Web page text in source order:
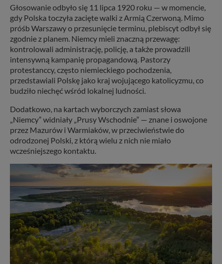
Głosowanie odbyło się 11 lipca 1920 roku — w momencie,
gdy Polska toczyła zacięte walki z Armią Czerwoną. Mimo
próśb Warszawy o przesunięcie terminu, plebiscyt odbył się
zgodnie z planem. Niemcy mieli znaczną przewagę:
kontrolowali administrację, policję, a także prowadzili
intensywną kampanię propagandową. Pastorzy
protestanccy, często niemieckiego pochodzenia,
przedstawiali Polskę jako kraj wojującego katolicyzmu, co
budziło niechęć wśród lokalnej ludności.
Dodatkowo, na kartach wyborczych zamiast słowa
„Niemcy” widniały „Prusy Wschodnie” — znane i oswojone
przez Mazurów i Warmiaków, w przeciwieństwie do
odrodzonej Polski, z którą wielu z nich nie miało
wcześniejszego kontaktu.